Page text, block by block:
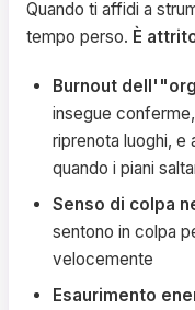
Quando ti affidi a
tempo perso. È
Burnout
insegue
riprenota luoghi, e
quando i piani
Senso di colpa
sentono in colpa
velocemente
Esaurimento